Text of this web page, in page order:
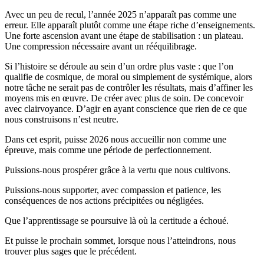
Avec un peu de recul, l’année 2025 n’apparaît pas comme une
erreur. Elle apparaît plutôt comme une étape riche d’enseignements.
Une forte ascension avant une étape de stabilisation : un plateau.
Une compression nécessaire avant un rééquilibrage.
Si l’histoire se déroule au sein d’un ordre plus vaste : que l’on
qualifie de cosmique, de moral ou simplement de systémique, alors
notre tâche ne serait pas de contrôler les résultats, mais d’affiner les
moyens mis en œuvre. De créer avec plus de soin. De concevoir
avec clairvoyance. D’agir en ayant conscience que rien de ce que
nous construisons n’est neutre.
Dans cet esprit, puisse 2026 nous accueillir non comme une
épreuve, mais comme une période de perfectionnement.
Puissions-nous prospérer grâce à la vertu que nous cultivons.
Puissions-nous supporter, avec compassion et patience, les
conséquences de nos actions précipitées ou négligées.
Que l’apprentissage se poursuive là où la certitude a échoué.
Et puisse le prochain sommet, lorsque nous l’atteindrons, nous
trouver plus sages que le précédent.